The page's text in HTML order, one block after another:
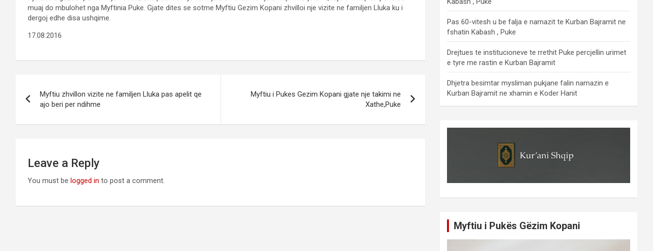
muaj do mbulohet nga Myftinia Puke. Gjate dites se sotme Myftiu Gezim Kopani zhvilloi nje vizite ne familjen Lluka ku i
dergoj edhe disa ushqime.
17.08.2016
navigation
Myftiu zhvillon vizite ne familjen Lluka pas apelit qe
ajo beri per ndihme
Myftiu i Pukes Gezim Kopani gjate nje takimi ne
Xathe,Puke
Leave a Reply
You must be logged in to post a comment.
Pas 60-vitesh u be falja e namazit te Kurban Bajramit ne
fshatin Kabash , Puke
Drejtues te institucioneve te rrethit Puke percjellin urimet
e tyre me rastin e Kurban Bajramit
Dhjetra besimtar mysliman pukjane falin namazin e
Kurban Bajramit ne xhamin e Koder Hanit
Myftiu i Pukës Gëzim Kopani